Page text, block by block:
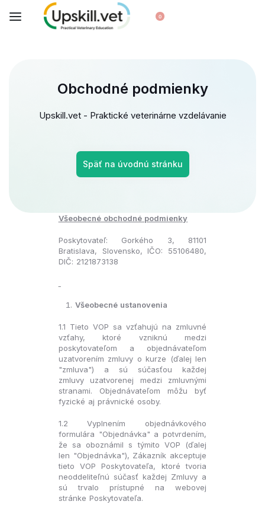
0
Obchodné podmienky
Upskill.vet - Praktické veterinárne vzdelávanie
Späť na úvodnú stránku
Všeobecné obchodné podmienky
Poskytovateľ: Gorkého 3, 81101
Bratislava, Slovensko, IČO: 55106480,
DIČ: 2121873138
Všeobecné ustanovenia
1.1 Tieto VOP sa vzťahujú na zmluvné
vzťahy, ktoré vzniknú medzi
poskytovateľom a objednávateľom
uzatvorením zmluvy o kurze (ďalej len
"zmluva") a sú súčasťou každej
zmluvy uzatvorenej medzi zmluvnými
stranami. Objednávateľom môžu byť
fyzické aj právnické osoby.
1.2 Vyplnením objednávkového
formulára "Objednávka" a potvrdením,
že sa oboznámil s týmito VOP (ďalej
len "Objednávka"), Zákazník akceptuje
tieto VOP Poskytovateľa, ktoré tvoria
neoddeliteľnú súčasť každej Zmluvy a
sú trvalo prístupné na webovej
stránke Poskytovateľa.